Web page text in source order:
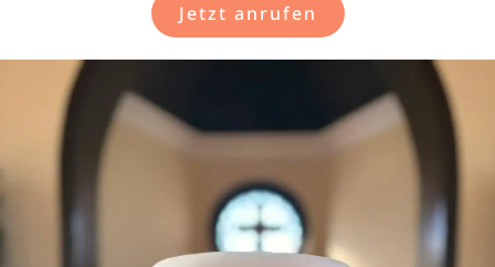
Jetzt anrufen